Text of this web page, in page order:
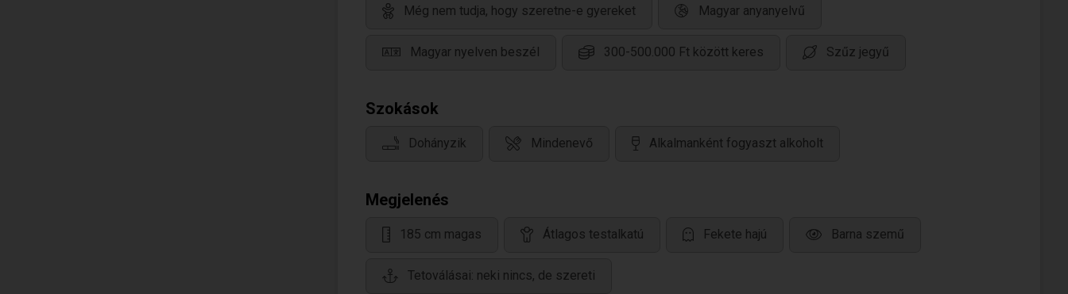
Még nem tudja, hogy szeretne-e gyereket Magyar anyanyelvű
Magyar nyelven beszél 300-500.000 Ft között keres Szűz jegyű
Szokások
Dohányzik Mindenevő Alkalmanként fogyaszt alkoholt
Megjelenés
185 cm magas Átlagos testalkatú Fekete hajú Barna szemű
Tetoválásai: neki nincs, de szereti